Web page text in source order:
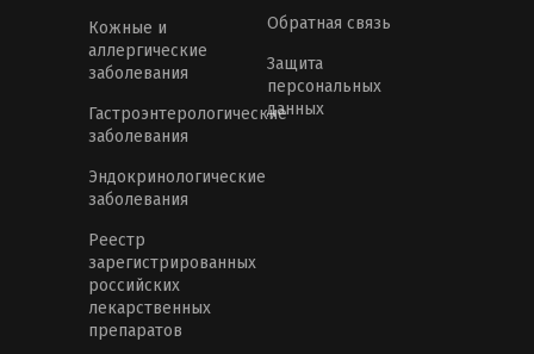
Кожные и
аллергические
заболевания
Гастроэнтерологические
заболевания
Эндокринологические
заболевания
Реестр
зарегистрированных
российских
лекарственных
препаратов
Обратная связь
Защита
персональных
данных